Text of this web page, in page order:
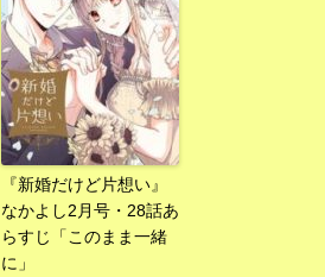
『新婚だけど片想い』
なかよし2月号・28話あ
らすじ「このまま一緒
に」